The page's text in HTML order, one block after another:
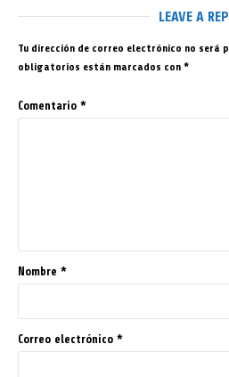
LEAVE A
Tu dirección de correo electrónico no será
obligatorios están marcados con *
Comentario *
Nombre *
Correo electrónico *